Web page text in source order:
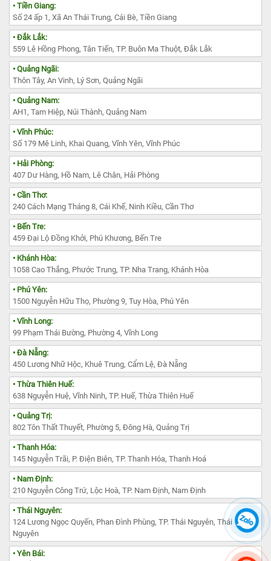
• Tiền Giang:
Số 24 ấp 1, Xã An Thái Trung, Cái Bè, Tiền Giang
• Đắk Lắk:
559 Lê Hồng Phong, Tân Tiến, TP. Buôn Ma Thuột, Đắk Lắk
• Quảng Ngãi:
Thôn Tây, An Vinh, Lý Sơn, Quảng Ngãi
• Quảng Nam:
AH1, Tam Hiệp, Núi Thành, Quảng Nam
• Vĩnh Phúc:
Số 179 Mê Linh, Khai Quang, Vĩnh Yên, Vĩnh Phúc
• Hải Phòng:
407 Dư Hàng, Hồ Nam, Lê Chân, Hải Phòng
• Cần Thơ:
240 Cách Mạng Tháng 8, Cái Khế, Ninh Kiều, Cần Thơ
• Bến Tre:
459 Đại Lộ Đồng Khởi, Phú Khương, Bến Tre
• Khánh Hòa:
1058 Cao Thắng, Phước Trung, TP. Nha Trang, Khánh Hòa
• Phú Yên:
1500 Nguyễn Hữu Thọ, Phường 9, Tuy Hòa, Phú Yên
• Vĩnh Long:
99 Phạm Thái Bường, Phường 4, Vĩnh Long
• Đà Nẵng:
450 Lương Nhữ Hộc, Khuê Trung, Cẩm Lệ, Đà Nẵng
• Thừa Thiên Huế:
638 Nguyễn Huệ, Vĩnh Ninh, TP. Huế, Thừa Thiên Huế
• Quảng Trị:
802 Tôn Thất Thuyết, Phường 5, Đông Hà, Quảng Trị
• Thanh Hóa:
145 Nguyễn Trãi, P. Điện Biên, TP. Thanh Hóa, Thanh Hoá
• Nam Định:
210 Nguyễn Công Trứ, Lộc Hoà, TP. Nam Định, Nam Định
• Thái Nguyên:
124 Lương Ngọc Quyến, Phan Đình Phùng, TP. Thái Nguyên, Thái
Nguyên
• Yên Bái: